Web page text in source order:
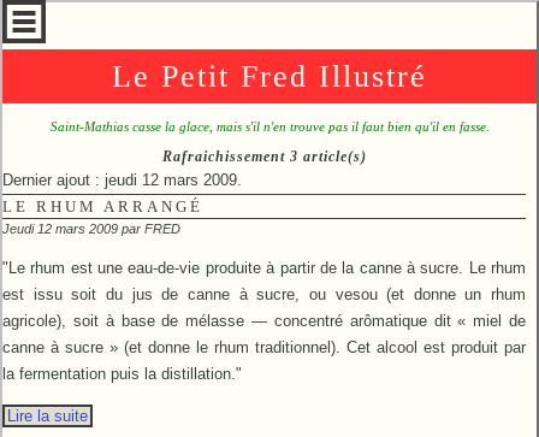
Le Petit Fred Illustré
Saint-Mathias casse la glace, mais s'il n'en trouve pas il faut bien qu'il en fasse.
Rafraichissement 3 article(s)
Dernier ajout : jeudi 12 mars 2009.
LE RHUM ARRANGÉ
Jeudi 12 mars 2009 par FRED
"Le rhum est une eau-de-vie produite à partir de la canne à sucre. Le rhum
est issu soit du jus de canne à sucre, ou vesou (et donne un rhum
agricole), soit à base de mélasse — concentré arômatique dit « miel de
canne à sucre » (et donne le rhum traditionnel). Cet alcool est produit par
la fermentation puis la distillation."
Lire la suite